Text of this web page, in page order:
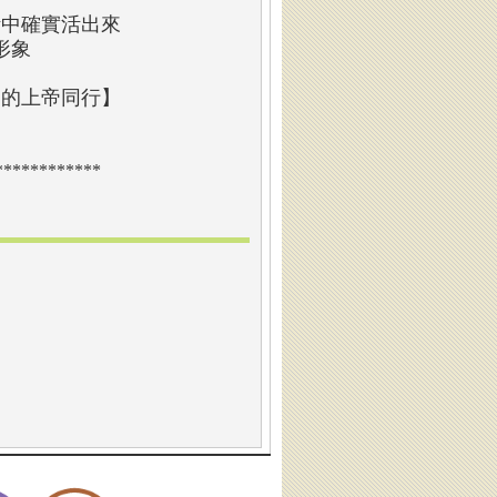
確實活出來
象
上帝同行】